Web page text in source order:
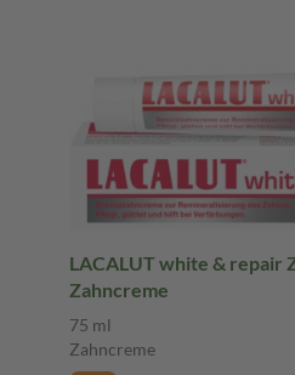
LACALUT white & repair
Zahncreme
75 ml
Zahncreme